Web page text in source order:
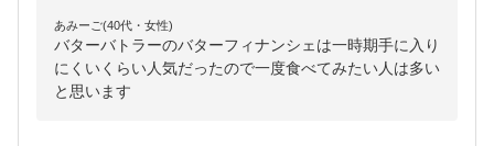
あみーご(40代・女性)
バターバトラーのバターフィナンシェは一時期手に入り
にくいくらい人気だったので一度食べてみたい人は多い
と思います